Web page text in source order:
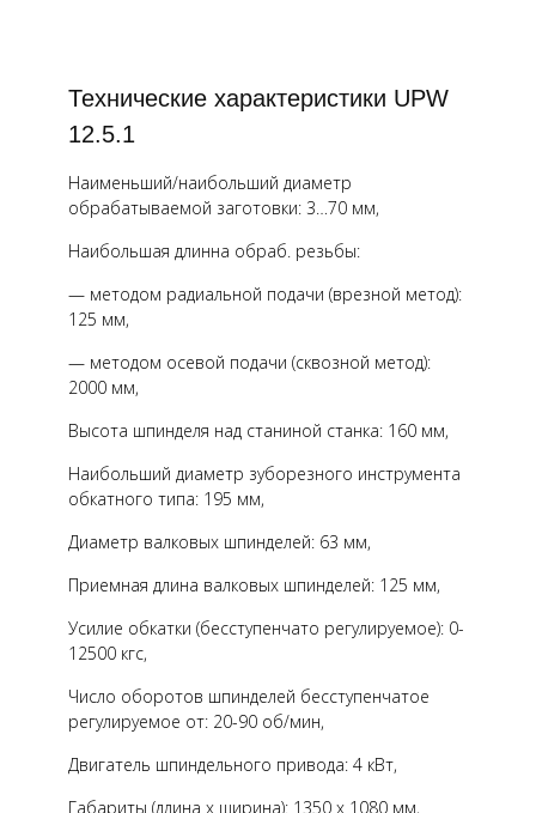
Технические характеристики UPW
12.5.1
Наименьший/наибольший диаметр
обрабатываемой заготовки: 3…70 мм,
Наибольшая длинна обраб. резьбы:
— методом радиальной подачи (врезной метод):
125 мм,
— методом осевой подачи (сквозной метод):
2000 мм,
Высота шпинделя над станиной станка: 160 мм,
Наибольший диаметр зуборезного инструмента
обкатного типа: 195 мм,
Диаметр валковых шпинделей: 63 мм,
Приемная длина валковых шпинделей: 125 мм,
Усилие обкатки (бесступенчато регулируемое): 0-
12500 кгс,
Число оборотов шпинделей бесступенчатое
регулируемое от: 20-90 об/мин,
Двигатель шпиндельного привода: 4 кВт,
Габариты (длина х ширина): 1350 х 1080 мм,